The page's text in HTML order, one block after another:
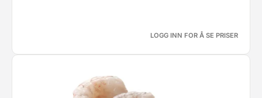
LOGG INN FOR Å SE PRISER